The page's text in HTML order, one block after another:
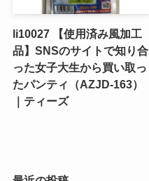
li10027 【使用済み風加工
品】SNSのサイトで知り合
った女子大生から買い取っ
たパンティ（AZJD-163）
｜ティーズ